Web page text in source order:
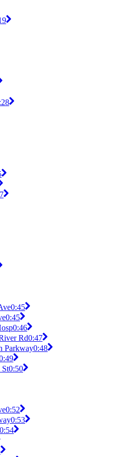
0:45
0:45
0:46
Rd0:47
Parkway0:48
St0:50
0:52
0:53
0:54